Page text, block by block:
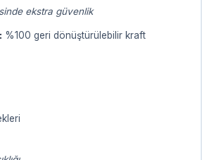
ekstra güvenlik
%100 geri dönüştürülebilir kraft